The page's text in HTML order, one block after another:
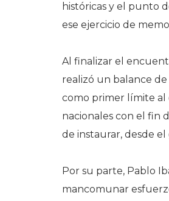
históricas y el punto
ese ejercicio de
Al finalizar el
realizó un balance
como primer límite al
nacionales con el fin
de instaurar, desde
Por su parte, Pablo
mancomunar